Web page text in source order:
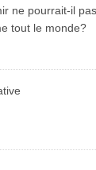
ne pourrait-il
tout le monde?